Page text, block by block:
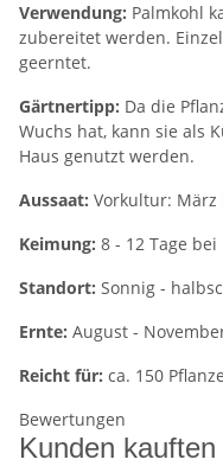
Verwendung: Palmkohl
zubereitet werden.
geerntet.
Gärtnertipp: Da die
Wuchs hat, kann sie als
Haus genutzt werden.
Aussaat: Vorkultur: März
Keimung: 8 - 12 Tage bei
Standort: Sonnig -
Ernte: August -
Reicht für: ca. 150
Bewertungen
Kunden